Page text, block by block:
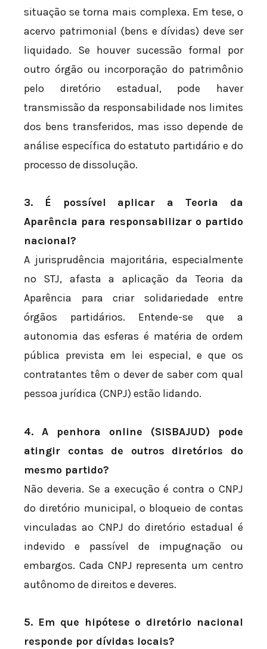
situação se torna mais complexa. Em tese, o
acervo patrimonial (bens e dívidas) deve ser
liquidado. Se houver sucessão formal por
outro órgão ou incorporação do patrimônio
pelo diretório estadual, pode haver
transmissão da responsabilidade nos limites
dos bens transferidos, mas isso depende de
análise específica do estatuto partidário e do
processo de dissolução.
3. É possível aplicar a Teoria da
Aparência para responsabilizar o partido
nacional?
A jurisprudência majoritária, especialmente
no STJ, afasta a aplicação da Teoria da
Aparência para criar solidariedade entre
órgãos partidários. Entende-se que a
autonomia das esferas é matéria de ordem
pública prevista em lei especial, e que os
contratantes têm o dever de saber com qual
pessoa jurídica (CNPJ) estão lidando.
4. A penhora online (SISBAJUD) pode
atingir contas de outros diretórios do
mesmo partido?
Não deveria. Se a execução é contra o CNPJ
do diretório municipal, o bloqueio de contas
vinculadas ao CNPJ do diretório estadual é
indevido e passível de impugnação ou
embargos. Cada CNPJ representa um centro
autônomo de direitos e deveres.
5. Em que hipótese o diretório nacional
responde por dívidas locais?